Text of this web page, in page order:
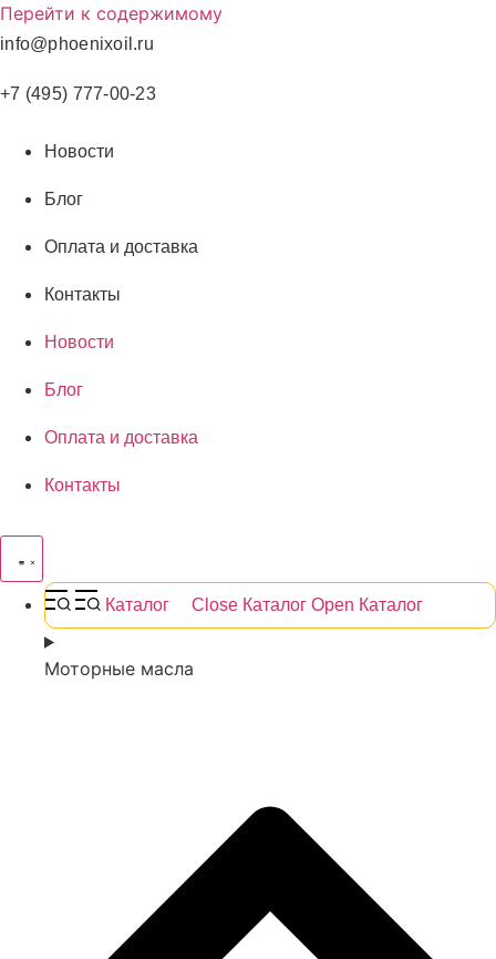
Перейти к содержимому
info@phoenixoil.ru
+7 (495) 777-00-23
Новости
Блог
Оплата и доставка
Контакты
Новости
Блог
Оплата и доставка
Контакты
Каталог Close Каталог Open Каталог
Моторные масла